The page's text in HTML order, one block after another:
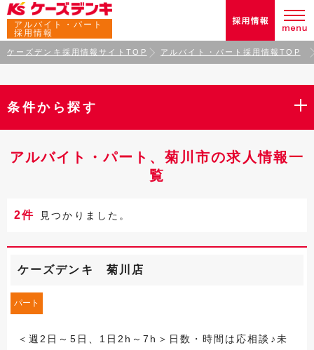
アルバイト・パート
採用情報
ケーズデンキ採用情報サイトTOP アルバイト・パート採用情報TOP
条件から探す
アルバイト・パート、菊川市の求人情報一
覧
2件 見つかりました。
ケーズデンキ 菊川店
パート
＜週2日～5日、1日2h～7h＞日数・時間は応相談♪未